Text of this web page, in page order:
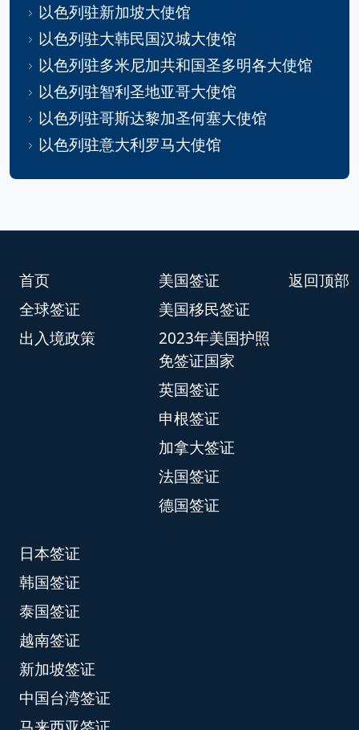
以色列驻新加坡大使馆
以色列驻大韩民国汉城大使馆
以色列驻多米尼加共和国圣多明各大使馆
以色列驻智利圣地亚哥大使馆
以色列驻哥斯达黎加圣何塞大使馆
以色列驻意大利罗马大使馆
返回顶部
首页
全球签证
出入境政策
美国签证
美国移民签证
2023年美国护照
免签证国家
英国签证
申根签证
加拿大签证
法国签证
德国签证
日本签证
韩国签证
泰国签证
越南签证
新加坡签证
中国台湾签证